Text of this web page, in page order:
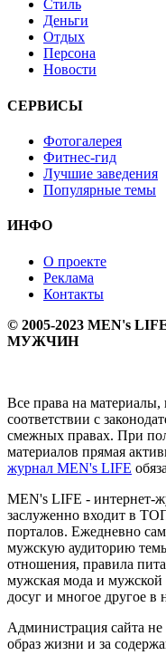
Стиль
Деньги
Отдых
Персона
Новости
СЕРВИСЫ
Фотогалерея
Фитнес-гид
Лучшие заведения
Популярные темы
ИНФО
О проекте
Реклама
Контакты
© 2005-2023 MEN's
МУЖЧИН
Все права на материалы,
соответствии с
смежных правах. При
материалов прямая
журнал MEN's LIFE
MEN's LIFE - интернет-
заслуженно входит в
порталов. Ежедневно
мужскую аудиторию
отношения, правила
мужская мода и мужской
досуг и многое другое
Администрация сайта не
образ жизни и за